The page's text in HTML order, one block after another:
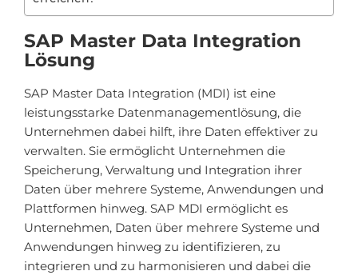
SAP Master Data Integration
Lösung
SAP Master Data Integration (MDI) ist eine
leistungsstarke Datenmanagementlösung, die
Unternehmen dabei hilft, ihre Daten effektiver zu
verwalten. Sie ermöglicht Unternehmen die
Speicherung, Verwaltung und Integration ihrer
Daten über mehrere Systeme, Anwendungen und
Plattformen hinweg. SAP MDI ermöglicht es
Unternehmen, Daten über mehrere Systeme und
Anwendungen hinweg zu identifizieren, zu
integrieren und zu harmonisieren und dabei die